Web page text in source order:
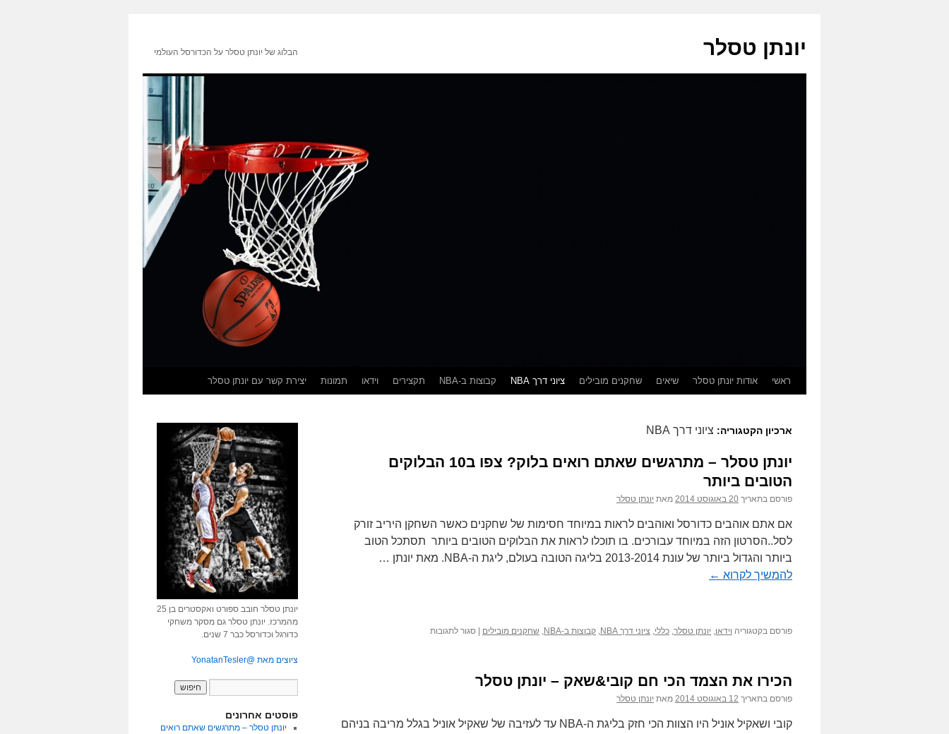
יונתן טסלר הבלוג של יונתן טסלר על הכדורסל העולמי
ראשי אודות יונתן טסלר שיאים שחקנים מובילים ציוני דרך NBA קבוצות ב-NBA תקצירים וידאו תמונות יצירת קשר עם יונתן טסלר
ארכיון הקטגוריה: ציוני דרך NBA
יונתן טסלר – מתרגשים שאתם רואים בלוק? צפו ב10 הבלוקים
הטובים ביותר
פורסם בתאריך 20 באוגוסט 2014 מאת יונתן טסלר
אם אתם אוהבים כדורסל ואוהבים לראות במיוחד חסימות של שחקנים כאשר השחקן היריב זורק
לסל..הסרטון הזה במיוחד עבורכים. בו תוכלו לראות את הבלוקים הטובים ביותר תסתכל הטוב
ביותר והגדול ביותר של עונת 2013-2014 בליגה הטובה בעולם, ליגת ה-NBA. מאת יונתן …
להמשיך לקרוא ←
פורסם בקטגוריה וידאו, יונתן טסלר, כללי, ציוני דרך NBA , קבוצות ב-NBA , שחקנים מובילים סגור לתגובותעל
בלוק?
הכירו את הצמד הכי חם קובי&שאק – יונתן טסלר
פורסם בתאריך 12 באוגוסט 2014 מאת יונתן טסלר
קובי ושאקיל אוניל היו הצוות הכי חזק בליגת ה-NBA עד לעזיבה של שאקיל אוניל בגלל מריבה בניהם
יונתן טסלר חובב ספורט ואקסטרים בן 25
מהמרכז. יונתן טסלר גם מסקר משחקי
כדורגל וכדורסל כבר 7 שנים.
ציוצים מאת @YonatanTesler
פוסטים אחרונים
יונתן טסלר – מתרגשים שאתם רואים